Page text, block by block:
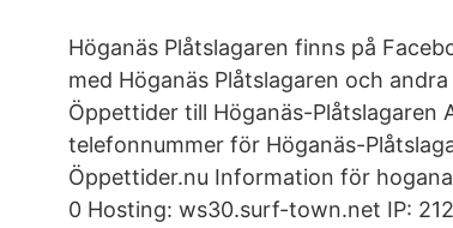
Höganäs Plåtslagaren finns på
med Höganäs Plåtslagaren och
Öppettider till Höganäs-Plåtslagaren
telefonnummer för Höganäs-
Öppettider.nu Information för
0 Hosting: ws30.surf-town.net IP: